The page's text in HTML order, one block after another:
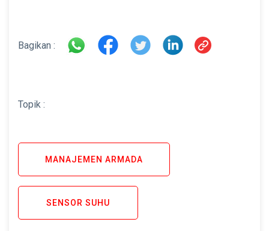
Bagikan :
Topik :
MANAJEMEN ARMADA
SENSOR SUHU